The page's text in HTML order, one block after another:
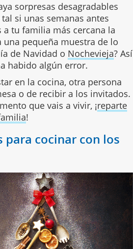
sorpresas desagradables
si unas semanas antes
tu familia más cercana la
pequeña muestra de lo
de Navidad o Nochevieja? Así
habido algún error.
en la cocina, otra persona
o de recibir a los invitados.
que vais a vivir, ¡reparte
!
para cocinar con los